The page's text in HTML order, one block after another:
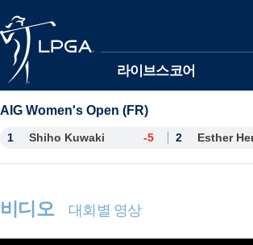
라이브스코어
AIG Women's Open (FR)
1 Shiho Kuwaki -5 2
비디오 대회별 영상